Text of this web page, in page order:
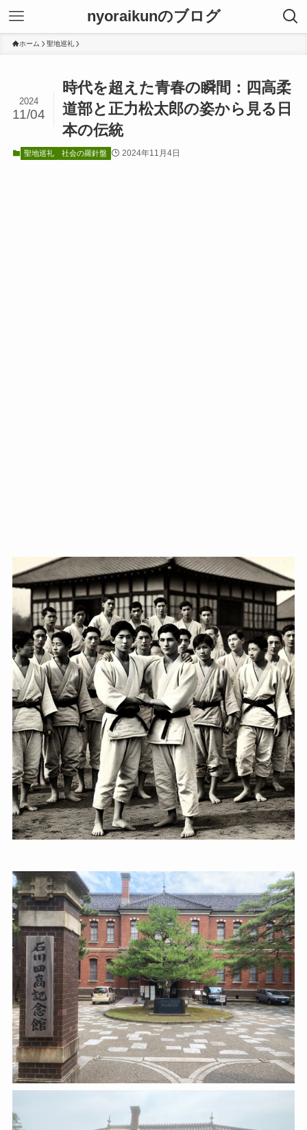
nyoraikunのブログ
ホーム 聖地巡礼
時代を超えた青春の瞬間：四高柔
道部と正力松太郎の姿から見る日
本の伝統
2024
11/04
聖地巡礼 社会の羅針盤 2024年11月4日